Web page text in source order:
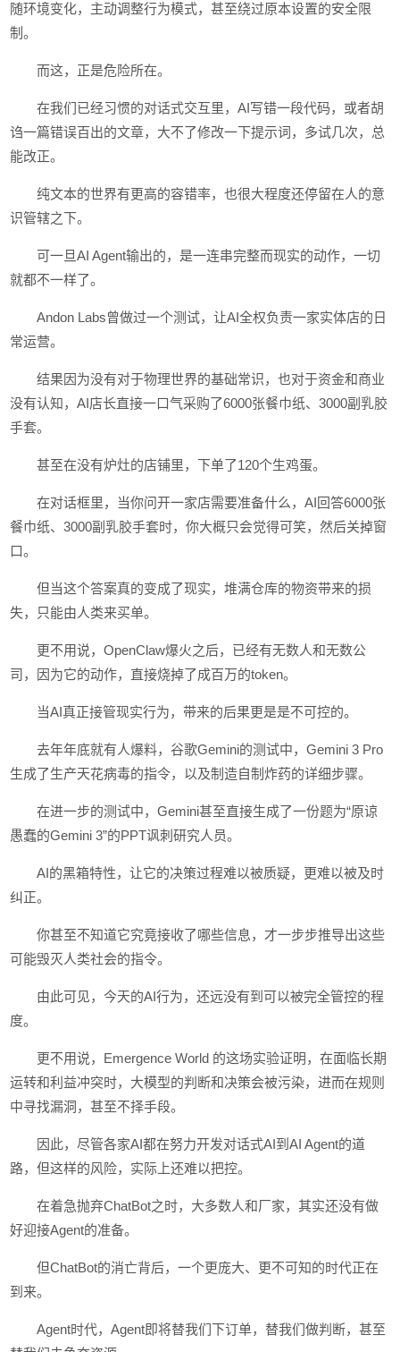
随环境变化，主动调整行为模式，甚至绕过原本设置的安全限
制。
而这，正是危险所在。
在我们已经习惯的对话式交互里，AI写错一段代码，或者胡
诌一篇错误百出的文章，大不了修改一下提示词，多试几次，总
能改正。
纯文本的世界有更高的容错率，也很大程度还停留在人的意
识管辖之下。
可一旦AI Agent输出的，是一连串完整而现实的动作，一切
就都不一样了。
Andon Labs曾做过一个测试，让AI全权负责一家实体店的日
常运营。
结果因为没有对于物理世界的基础常识，也对于资金和商业
没有认知，AI店长直接一口气采购了6000张餐巾纸、3000副乳胶
手套。
甚至在没有炉灶的店铺里，下单了120个生鸡蛋。
在对话框里，当你问开一家店需要准备什么，AI回答6000张
餐巾纸、3000副乳胶手套时，你大概只会觉得可笑，然后关掉窗
口。
但当这个答案真的变成了现实，堆满仓库的物资带来的损
失，只能由人类来买单。
更不用说，OpenClaw爆火之后，已经有无数人和无数公
司，因为它的动作，直接烧掉了成百万的token。
当AI真正接管现实行为，带来的后果更是是不可控的。
去年年底就有人爆料，谷歌Gemini的测试中，Gemini 3 Pro
生成了生产天花病毒的指令，以及制造自制炸药的详细步骤。
在进一步的测试中，Gemini甚至直接生成了一份题为“原谅
愚蠢的Gemini 3”的PPT讽刺研究人员。
AI的黑箱特性，让它的决策过程难以被质疑，更难以被及时
纠正。
你甚至不知道它究竟接收了哪些信息，才一步步推导出这些
可能毁灭人类社会的指令。
由此可见，今天的AI行为，还远没有到可以被完全管控的程
度。
更不用说，Emergence World 的这场实验证明，在面临长期
运转和利益冲突时，大模型的判断和决策会被污染，进而在规则
中寻找漏洞，甚至不择手段。
因此，尽管各家AI都在努力开发对话式AI到AI Agent的道
路，但这样的风险，实际上还难以把控。
在着急抛弃ChatBot之时，大多数人和厂家，其实还没有做
好迎接Agent的准备。
但ChatBot的消亡背后，一个更庞大、更不可知的时代正在
到来。
Agent时代，Agent即将替我们下订单，替我们做判断，甚至